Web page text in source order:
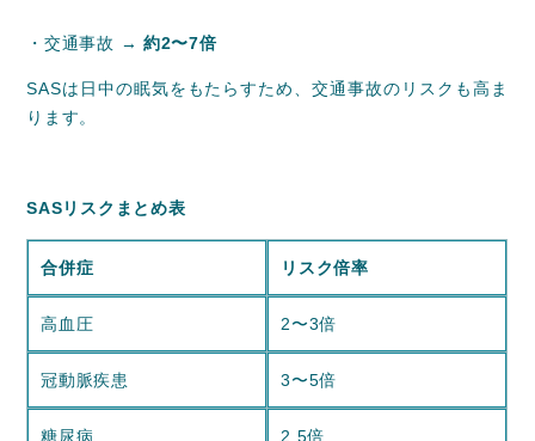
・交通事故 → 約2〜7倍
SASは日中の眠気をもたらすため、交通事故のリスクも高ま
ります。
SASリスクまとめ表
合併症 リスク倍率
高血圧 2〜3倍
冠動脈疾患 3〜5倍
糖尿病 2.5倍